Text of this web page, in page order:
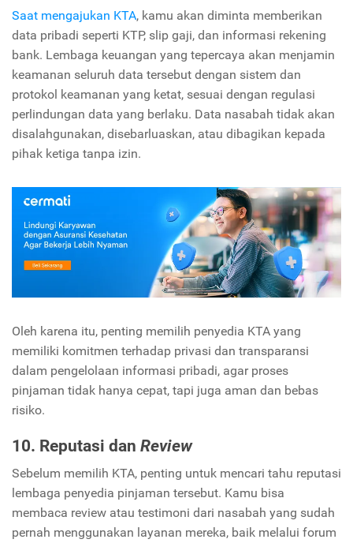
Saat mengajukan KTA, kamu akan diminta memberikan
data pribadi seperti KTP, slip gaji, dan informasi rekening
bank. Lembaga keuangan yang tepercaya akan menjamin
keamanan seluruh data tersebut dengan sistem dan
protokol keamanan yang ketat, sesuai dengan regulasi
perlindungan data yang berlaku. Data nasabah tidak akan
disalahgunakan, disebarluaskan, atau dibagikan kepada
pihak ketiga tanpa izin.
Oleh karena itu, penting memilih penyedia KTA yang
memiliki komitmen terhadap privasi dan transparansi
dalam pengelolaan informasi pribadi, agar proses
pinjaman tidak hanya cepat, tapi juga aman dan bebas
risiko.
10. Reputasi dan Review
Sebelum memilih KTA, penting untuk mencari tahu reputasi
lembaga penyedia pinjaman tersebut. Kamu bisa
membaca review atau testimoni dari nasabah yang sudah
pernah menggunakan layanan mereka, baik melalui forum